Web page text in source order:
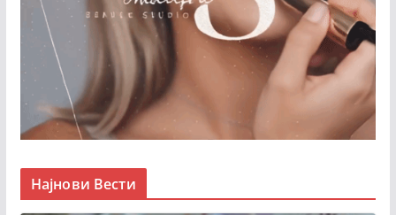
Најнови Вести